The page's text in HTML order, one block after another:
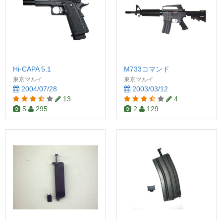
Hi-CAPA 5.1
東京マルイ
2004/07/28
13
5
295
M733コマンド
東京マルイ
2003/03/12
4
2
129